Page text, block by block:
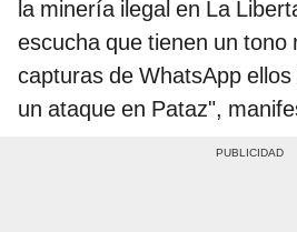
la minería ilegal en La
escucha que tienen un tono
capturas de WhatsApp
un ataque en Pataz",